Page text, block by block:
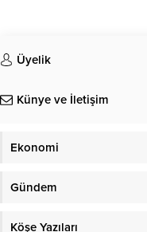
Üyelik
Künye ve İletişim
Ekonomi
Gündem
Köşe Yazıları